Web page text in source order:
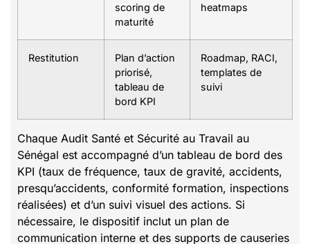
scoring de
maturité
heatmaps
Restitution
Plan d’action
priorisé,
tableau de
bord KPI
Roadmap, RACI,
templates de
suivi
Chaque Audit Santé et Sécurité au Travail au
Sénégal est accompagné d’un tableau de bord des
KPI (taux de fréquence, taux de gravité, accidents,
presqu’accidents, conformité formation, inspections
réalisées) et d’un suivi visuel des actions. Si
nécessaire, le dispositif inclut un plan de
communication interne et des supports de causeries